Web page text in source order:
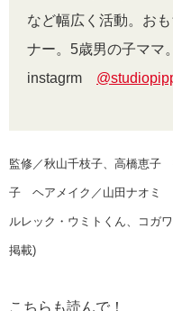
など幅広く活動。お
ナー。5歳男の子ママ。
instagrm
監修／秋山千枝子、高橋恵
子 ヘアメイク／山田ナオミ
ルレック・ウミトくん、コガ
掲載)
こちらも読んで！